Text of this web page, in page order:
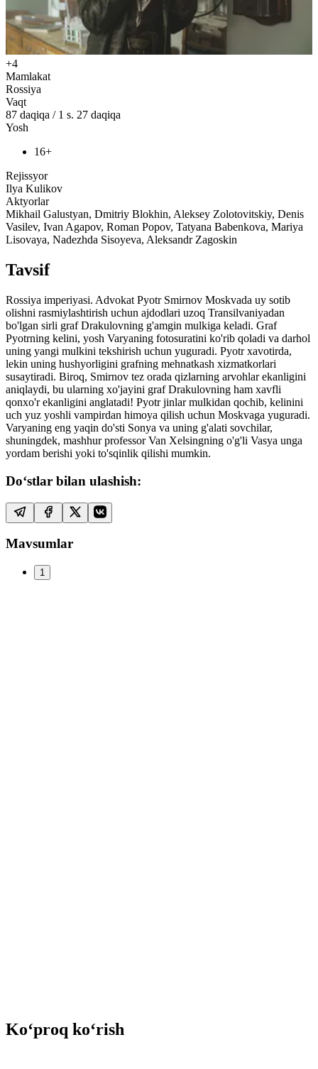
+4
Mamlakat
Rossiya
Vaqt
87 daqiqa / 1 s. 27 daqiqa
Yosh
16+
Rejissyor
Ilya Kulikov
Aktyorlar
Mikhail Galustyan, Dmitriy Blokhin, Aleksey Zolotovitskiy, Denis
Vasilev, Ivan Agapov, Roman Popov, Tatyana Babenkova, Mariya
Lisovaya, Nadezhda Sisoyeva, Aleksandr Zagoskin
Tavsif
Rossiya imperiyasi. Advokat Pyotr Smirnov Moskvada uy sotib
olishni rasmiylashtirish uchun ajdodlari uzoq Transilvaniyadan
bo'lgan sirli graf Drakulovning g'amgin mulkiga keladi. Graf
Pyotrning kelini, yosh Varyaning fotosuratini ko'rib qoladi va darhol
uning yangi mulkini tekshirish uchun yuguradi. Pyotr xavotirda,
lekin uning hushyorligini grafning mehnatkash xizmatkorlari
susaytiradi. Biroq, Smirnov tez orada qizlarning arvohlar ekanligini
aniqlaydi, bu ularning xo'jayini graf Drakulovning ham xavfli
qonxo'r ekanligini anglatadi! Pyotr jinlar mulkidan qochib, kelinini
uch yuz yoshli vampirdan himoya qilish uchun Moskvaga yuguradi.
Varyaning eng yaqin do'sti Sonya va uning g'alati sovchilar,
shuningdek, mashhur professor Van Xelsingning o'g'li Vasya unga
yordam berishi yoki to'sqinlik qilishi mumkin.
Do‘stlar bilan ulashish:
Mavsumlar
1
Ko‘proq ko‘rish